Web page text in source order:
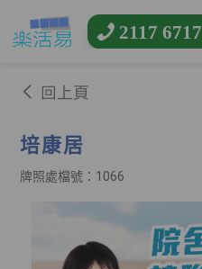
2117 6717
回上頁
培康居
牌照處檔號：1066